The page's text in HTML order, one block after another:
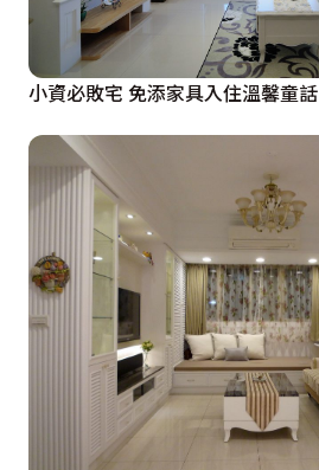
小資必敗宅 免添家具入住溫馨童話